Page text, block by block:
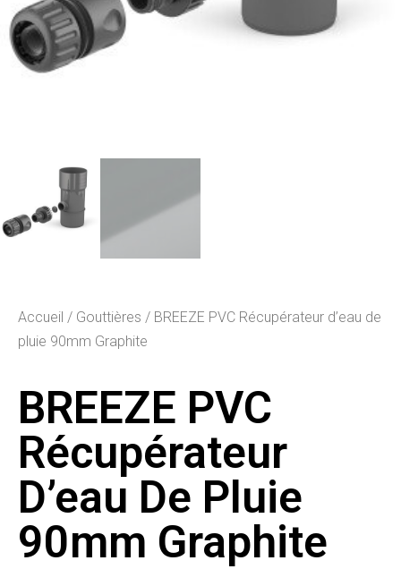
Accueil / Gouttières / BREEZE PVC Récupérateur d’eau de
pluie 90mm Graphite
BREEZE PVC
Récupérateur
D’eau De Pluie
90mm Graphite